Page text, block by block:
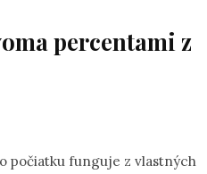
percentami z
počiatku funguje z vlastných